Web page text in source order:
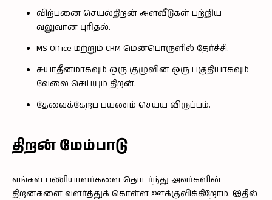
விற்பனை செயல்திறன் அளவீடுகள் பற்றிய
வலுவான புரிதல்.
MS Office மற்றும் CRM மென்பொருளில் தேர்ச்சி.
சுயாதீனமாகவும் ஒரு குழுவின் ஒரு பகுதியாகவும்
வேலை செய்யும் திறன்.
தேவைக்கேற்ப பயணம் செய்ய விருப்பம்.
திறன் மேம்பாடு
எங்கள் பணியாளர்களை தொடர்ந்து அவர்களின்
திறன்களை வளர்த்துக் கொள்ள ஊக்குவிக்கிறோம். இதில்